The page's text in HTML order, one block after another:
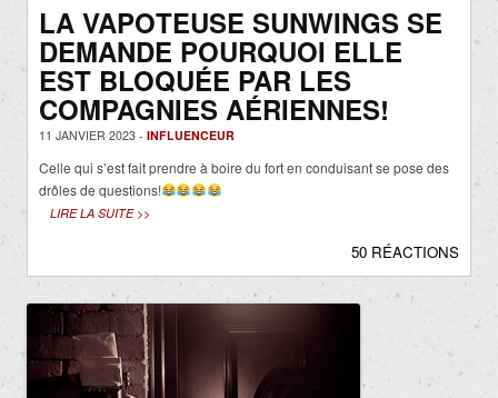
LA VAPOTEUSE SUNWINGS SE
DEMANDE POURQUOI ELLE
EST BLOQUÉE PAR LES
COMPAGNIES AÉRIENNES!
11 JANVIER 2023 - INFLUENCEUR
Celle qui s’est fait prendre à boire du fort en conduisant se pose des
drôles de questions!
LIRE LA SUITE >>
50 RÉACTIONS